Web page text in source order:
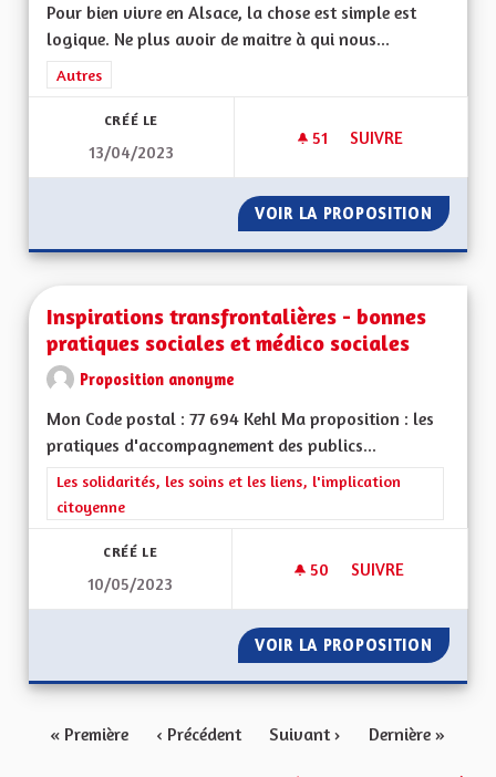
Pour bien vivre en Alsace, la chose est simple est
logique. Ne plus avoir de maitre à qui nous...
Filtrer les résultats de la catégorie : Autres
Autres
CRÉÉ LE
13/04/2023
51 51 ABONNÉS
SUIVRE
VOIR LA PROPOSITION TOUS
Inspirations transfrontalières - bonnes
pratiques sociales et médico sociales
Proposition anonyme
Mon Code postal : 77 694 Kehl Ma proposition : les
pratiques d'accompagnement des publics...
Filtrer les résultats de la catégorie : Les solidarités, les soins
Les solidarités, les soins et les liens, l'implication
citoyenne
CRÉÉ LE
10/05/2023
50 50 ABONNÉS
SUIVRE
VOIR LA PROPOSITION
« Première ‹ Précédent Suivant › Dernière »